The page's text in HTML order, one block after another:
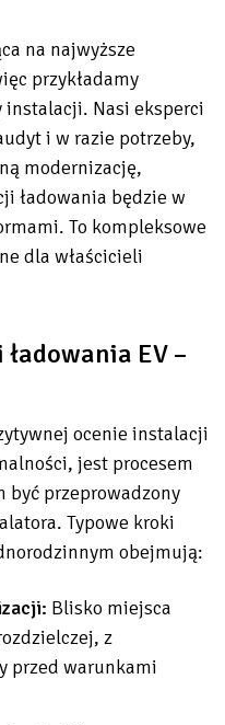
na najwyższe
przykładamy
instalacji. Nasi eksperci
i w razie potrzeby,
modernizację,
ładowania będzie w
To kompleksowe
dla właścicieli
EV –
ocenie instalacji
jest procesem
przeprowadzony
Typowe kroki
obejmują:
Blisko miejsca
z
przed warunkami